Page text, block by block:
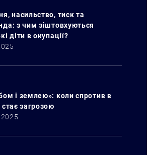
насильство, тиск та
з чим зіштовхуються
діти в окупації?
і землею»: коли спротив в
стає загрозою